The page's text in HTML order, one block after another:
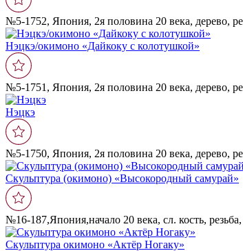
№5-1752, Япония, 2я половина 20 века, дерево,
Нэцкэ/окимоно «Дайкоку с колотушкой»
№5-1751, Япония, 2я половина 20 века, дерево,
Нэцкэ
№5-1750, Япония, 2я половина 20 века, дерево,
Скульптура (окимоно) «Высокородный самурай»
№16-187,Япония,начало 20 века, сл. кость,
Скульптура окимоно «Актëр Ногаку»